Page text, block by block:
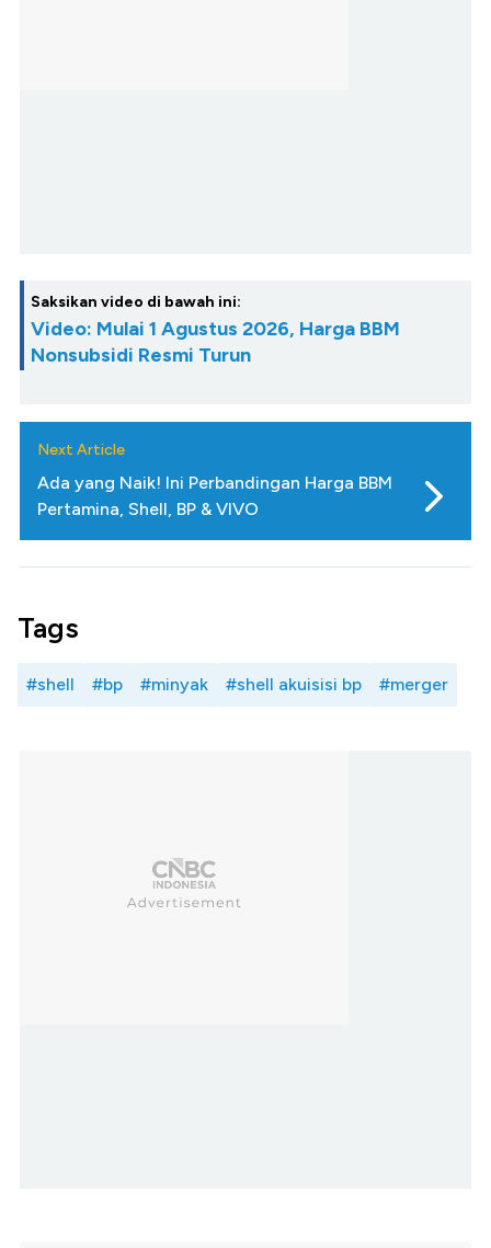
Saksikan video di bawah ini:
Video: Mulai 1 Agustus 2026, Harga BBM
Nonsubsidi Resmi Turun
Next Article
Ada yang Naik! Ini Perbandingan Harga BBM
Pertamina, Shell, BP & VIVO
Tags
#shell #bp #minyak #shell akuisisi bp #merger